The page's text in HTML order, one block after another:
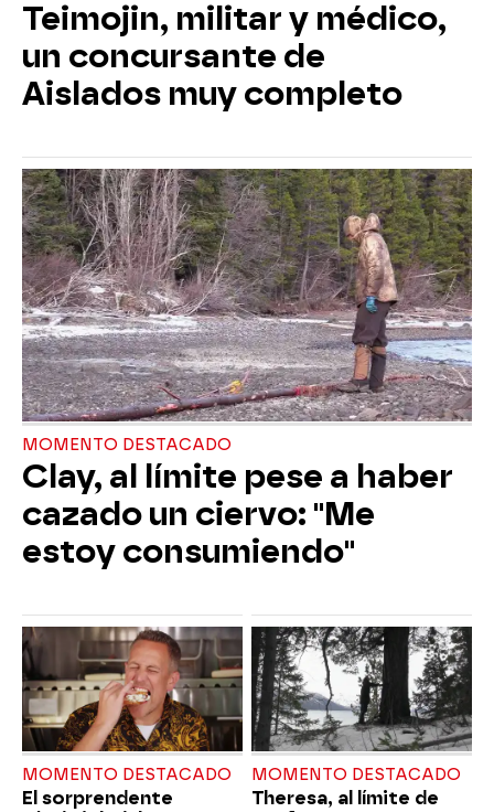
Teimojin, militar y médico,
un concursante de
Aislados muy completo
MOMENTO DESTACADO
Clay, al límite pese a haber
cazado un ciervo: "Me
estoy consumiendo"
MOMENTO DESTACADO
El sorprendente
MOMENTO DESTACADO
Theresa, al límite de